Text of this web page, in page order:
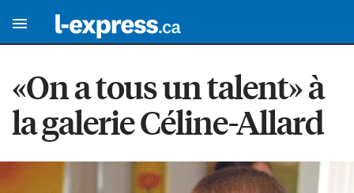
«On a tous un talent» à
la galerie Céline-Allard